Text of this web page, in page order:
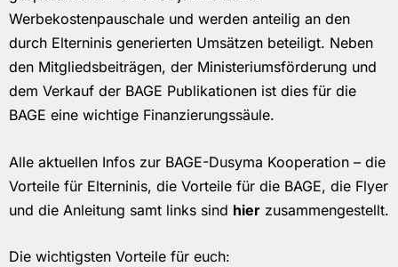
Werbekostenpauschale und werden anteilig an den
durch Elterninis generierten Umsätzen beteiligt. Neben
den Mitgliedsbeiträgen, der Ministeriumsförderung und
dem Verkauf der BAGE Publikationen ist dies für die
BAGE eine wichtige Finanzierungssäule.
Alle aktuellen Infos zur BAGE-Dusyma Kooperation – die
Vorteile für Elterninis, die Vorteile für die BAGE, die Flyer
und die Anleitung samt links sind hier zusammengestellt.
Die wichtigsten Vorteile für euch: